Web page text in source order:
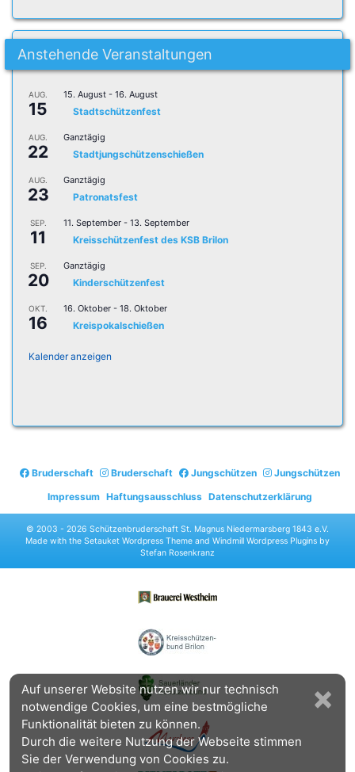
Anstehende Veranstaltungen
AUG.
15
15. August - 16. August
Stadtschützenfest
AUG.
22
Ganztägig
Stadtjungschützenschießen
AUG.
23
Ganztägig
Patronatsfest
SEP.
11
11. September - 13. September
Kreisschützenfest des KSB Brilon
SEP.
20
Ganztägig
Kinderschützenfest
OKT.
16
16. Oktober - 18. Oktober
Kreispokalschießen
Kalender anzeigen
Bruderschaft Bruderschaft Jungschützen
Jungschützen
Impressum Haftungsausschluss Datenschutzerklärung
© 2003 - 2026 Schützenbruderschaft St. Magnus Niedermarsberg 1843 e.V.
Made with the Setauket Wordpress Theme and Windmill Wordpress Plugins by
Stefan Rosenkranz
Auf unserer Website nutzen wir nur technisch
notwendige Cookies, um eine bestmögliche
Funktionalität bieten zu können.
Durch die weitere Nutzung der Webseite stimmen
Sie der Verwendung von Cookies zu.
×